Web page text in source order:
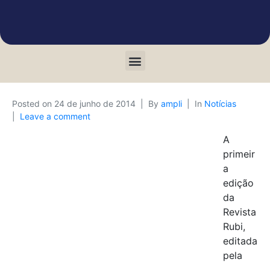
Posted on 24 de junho de 2014 By ampli In Notícias
Leave a comment
A
primeir
a
edição
da
Revista
Rubi,
editada
pela